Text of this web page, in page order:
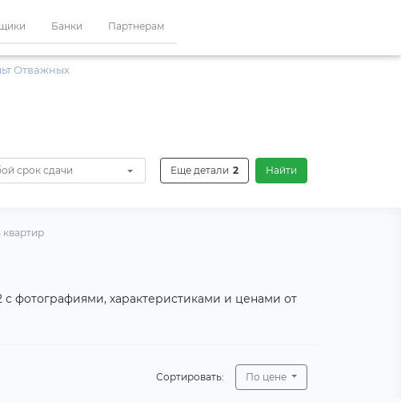
Банки Партнерам
Отважных
срок сдачи Еще детали 2 Найти
квартир
фотографиями, характеристиками и ценами от
Сортировать: По цене